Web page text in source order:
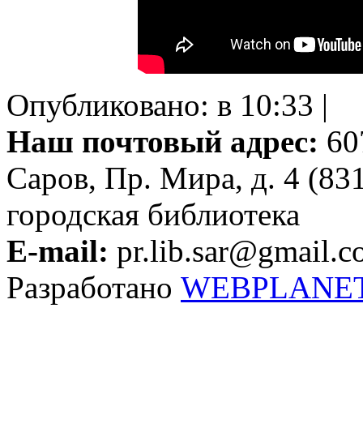
Опубликовано: в 10:33 |
Наш почтовый адрес:
Саров, Пр. Мира, д. 4
городская библиотека
E-mail:
Разработано